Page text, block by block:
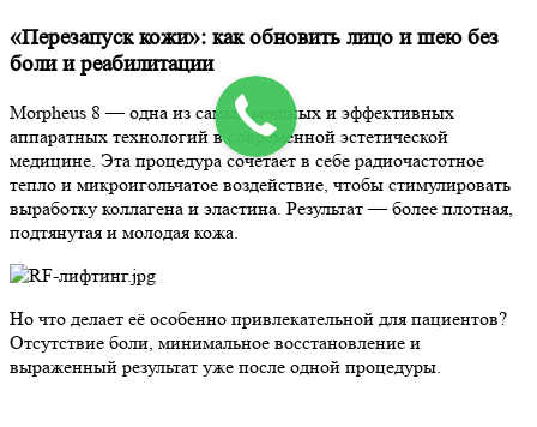
«Перезапуск кожи»: как обновить лицо и шею без
боли и реабилитации
Morpheus 8 — одна из самых мощных и эффективных
аппаратных технологий в современной эстетической
медицине. Эта процедура сочетает в себе радиочастотное
тепло и микроигольчатое воздействие, чтобы стимулировать
выработку коллагена и эластина. Результат — более плотная,
подтянутая и молодая кожа.
Но что делает её особенно привлекательной для пациентов?
Отсутствие боли, минимальное восстановление и
выраженный результат уже после одной процедуры.